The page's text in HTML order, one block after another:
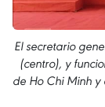
El secretario
(centro), y
de Ho Chi Minh